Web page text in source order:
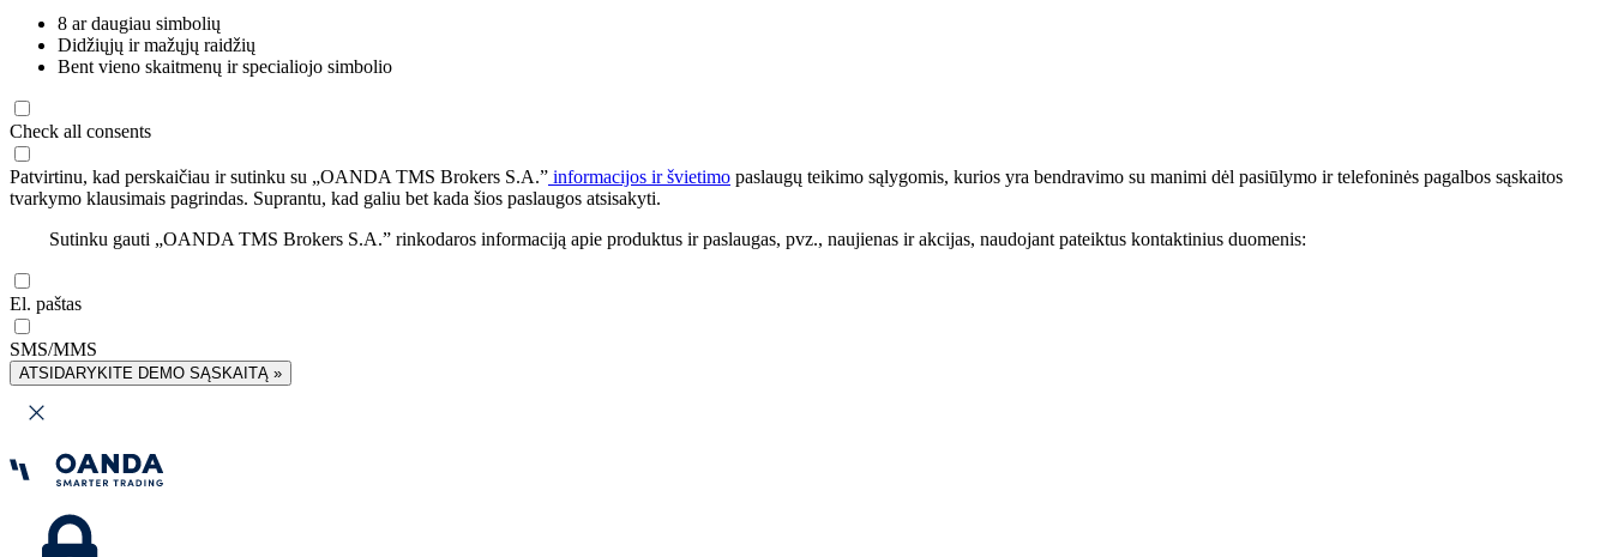
8 ar daugiau simbolių
Didžiųjų ir mažųjų raidžių
Bent vieno skaitmenų ir specialiojo simbolio
Check all consents
Patvirtinu, kad perskaičiau ir sutinku su „OANDA TMS Brokers S.A.” informacijos ir švietimo paslaugų teikimo sąlygomis, kurios yra bendravimo su manimi dėl pasiūlymo ir telefoninės pagalbos sąskaitos
tvarkymo klausimais pagrindas. Suprantu, kad galiu bet kada šios paslaugos atsisakyti.
Sutinku gauti „OANDA TMS Brokers S.A.” rinkodaros informaciją apie produktus ir paslaugas, pvz., naujienas ir akcijas, naudojant pateiktus kontaktinius duomenis:
El. paštas
SMS/MMS
ATSIDARYKITE DEMO SĄSKAITĄ »